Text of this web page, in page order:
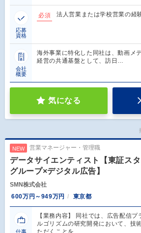
応募
資格
必須 法人営業または学校営業の経
会社
概要
海外事業に特化した同社は、動画メ
経営の共通基盤として、訪日…
気になる
NEW 営業マネージャー・管理職
データサイエンティスト【東証ス
グループ×デジタル広告】
SMN株式会社
600万円～949万円
東京都
仕事
【業務内容】 同社では、広告配信
ルゴリズムの研究開発において、技
ただくことを…